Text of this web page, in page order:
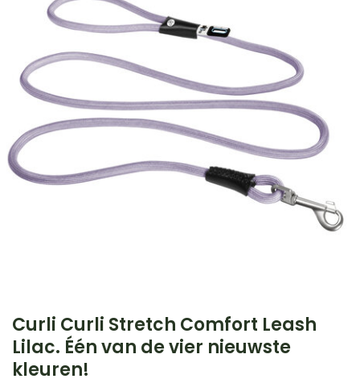
Curli Curli Stretch Comfort Leash
Lilac. Één van de vier nieuwste
kleuren!